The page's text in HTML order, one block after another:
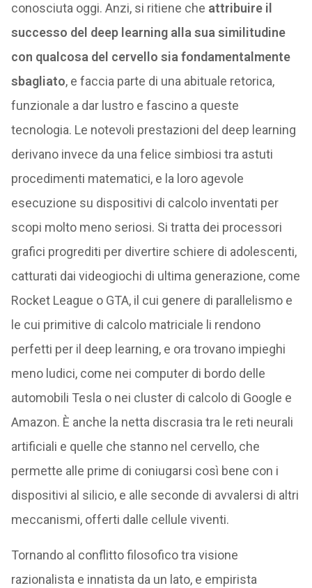
conosciuta oggi. Anzi, si ritiene che attribuire il
successo del deep learning alla sua similitudine
con qualcosa del cervello sia fondamentalmente
sbagliato, e faccia parte di una abituale retorica,
funzionale a dar lustro e fascino a queste
tecnologia. Le notevoli prestazioni del deep learning
derivano invece da una felice simbiosi tra astuti
procedimenti matematici, e la loro agevole
esecuzione su dispositivi di calcolo inventati per
scopi molto meno seriosi. Si tratta dei processori
grafici progrediti per divertire schiere di adolescenti,
catturati dai videogiochi di ultima generazione, come
Rocket League o GTA, il cui genere di parallelismo e
le cui primitive di calcolo matriciale li rendono
perfetti per il deep learning, e ora trovano impieghi
meno ludici, come nei computer di bordo delle
automobili Tesla o nei cluster di calcolo di Google e
Amazon. È anche la netta discrasia tra le reti neurali
artificiali e quelle che stanno nel cervello, che
permette alle prime di coniugarsi così bene con i
dispositivi al silicio, e alle seconde di avvalersi di altri
meccanismi, offerti dalle cellule viventi.
Tornando al conflitto filosofico tra visione
razionalista e innatista da un lato, e empirista